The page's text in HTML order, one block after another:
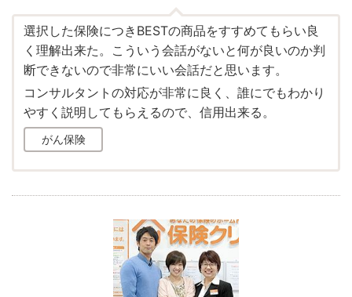
選択した保険につきBESTの商品をすすめてもらい良
く理解出来た。こういう会話がないと何が良いのか判
断できないので非常にいい会話だと思います。
コンサルタントの対応が非常に良く、誰にでもわかり
やすく説明してもらえるので、信用出来る。
がん保険